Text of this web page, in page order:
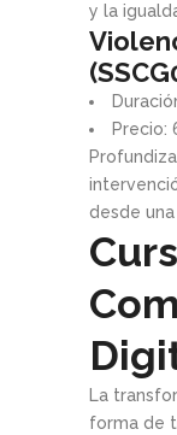
y la
Precio:
desde
La
forma de